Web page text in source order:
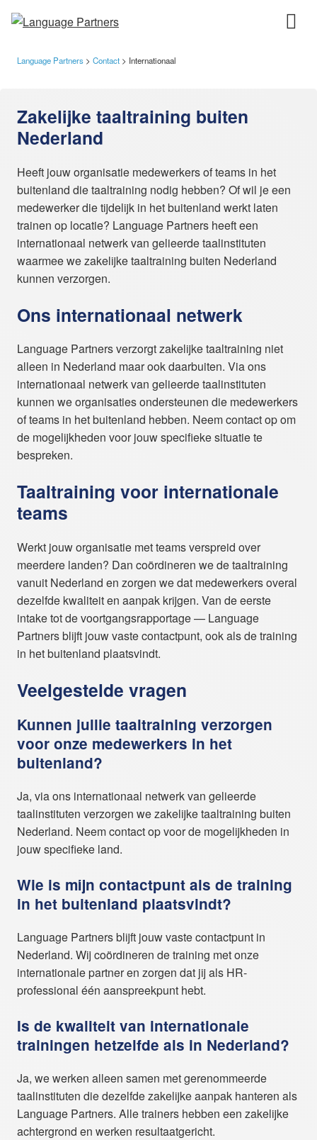
Language Partners > Contact > Internationaal
Zakelijke taaltraining buiten
Nederland
Heeft jouw organisatie medewerkers of teams in het
buitenland die taaltraining nodig hebben? Of wil je een
medewerker die tijdelijk in het buitenland werkt laten
trainen op locatie? Language Partners heeft een
internationaal netwerk van gelieerde taalinstituten
waarmee we zakelijke taaltraining buiten Nederland
kunnen verzorgen.
Ons internationaal netwerk
Language Partners verzorgt zakelijke taaltraining niet
alleen in Nederland maar ook daarbuiten. Via ons
internationaal netwerk van gelieerde taalinstituten
kunnen we organisaties ondersteunen die medewerkers
of teams in het buitenland hebben. Neem contact op om
de mogelijkheden voor jouw specifieke situatie te
bespreken.
Taaltraining voor internationale
teams
Werkt jouw organisatie met teams verspreid over
meerdere landen? Dan coördineren we de taaltraining
vanuit Nederland en zorgen we dat medewerkers overal
dezelfde kwaliteit en aanpak krijgen. Van de eerste
intake tot de voortgangsrapportage — Language
Partners blijft jouw vaste contactpunt, ook als de training
in het buitenland plaatsvindt.
Veelgestelde vragen
Kunnen jullie taaltraining verzorgen
voor onze medewerkers in het
buitenland?
Ja, via ons internationaal netwerk van gelieerde
taalinstituten verzorgen we zakelijke taaltraining buiten
Nederland. Neem contact op voor de mogelijkheden in
jouw specifieke land.
Wie is mijn contactpunt als de training
in het buitenland plaatsvindt?
Language Partners blijft jouw vaste contactpunt in
Nederland. Wij coördineren de training met onze
internationale partner en zorgen dat jij als HR-
professional één aanspreekpunt hebt.
Is de kwaliteit van internationale
trainingen hetzelfde als in Nederland?
Ja, we werken alleen samen met gerenommeerde
taalinstituten die dezelfde zakelijke aanpak hanteren als
Language Partners. Alle trainers hebben een zakelijke
achtergrond en werken resultaatgericht.